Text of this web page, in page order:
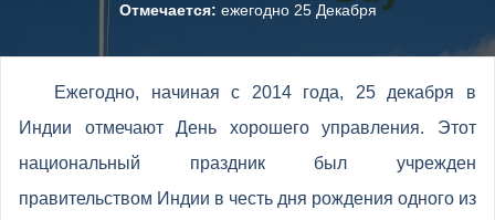
Отмечается: ежегодно 25 Декабря
Ежегодно, начиная с 2014 года, 25 декабря в
Индии отмечают День хорошего управления. Этот
национальный праздник был учрежден
правительством Индии в честь дня рождения одного из